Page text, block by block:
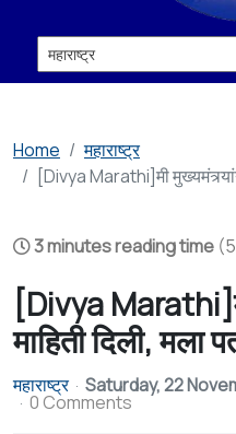
Home
महाराष्ट्र
[Divya Marathi]मी
3 minutes reading time
[Divya
माहिती दिली, मला
महाराष्ट्र Saturday, 22
0 Comments